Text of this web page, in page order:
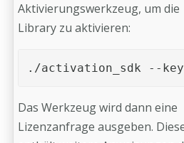
Aktivierungswerkzeug, um die
Library zu aktivieren:
./activation_sdk --
Das Werkzeug wird dann eine
Lizenzanfrage ausgeben.